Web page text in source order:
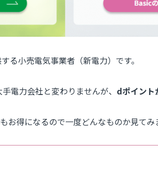
る小売電気事業者（新電力）です。
電力会社と変わりませんが、 dポイント
お得になるので一度どんなものか見てみ